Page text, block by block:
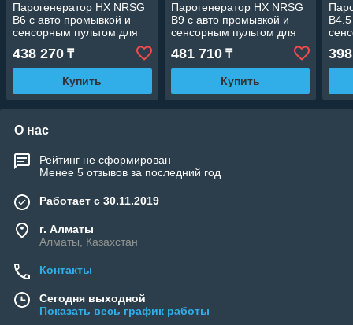
Парогенератор HX NRSG
B6 c авто промывкой и
сенсорным пультом для
Хаммама (Мощность 6
кВт, объем 2-7 м3)
438 270 ₸
Купить
Парогенератор HX NRSG
B9 c авто промывкой и
сенсорным пультом для
Хаммама (Мощность 9
кВт, объем 5-10 м3)
481 710₸
Купить
О нас
Рейтинг не сформирован
Менее 5 отзывов за последний год
Работает с 30.11.2019
г. Алматы
Алматы, Казахстан
Контакты
Сегодня выходной
Показать весь график работы